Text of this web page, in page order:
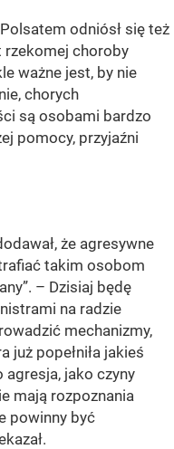
odniósł się też
rzekomej choroby
ważne jest, by nie
chorych
są osobami bardzo
pomocy, przyjaźni
że agresywne
takim osobom
– Dzisiaj będę
na radzie
mechanizmy,
już popełniła jakieś
agresja, jako czyny
mają rozpoznania
powinny być